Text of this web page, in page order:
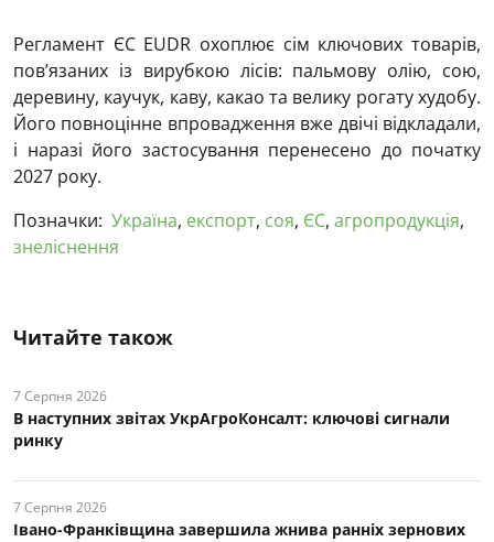
Регламент ЄС EUDR охоплює сім ключових товарів,
пов’язаних із вирубкою лісів: пальмову олію, сою,
деревину, каучук, каву, какао та велику рогату худобу.
Його повноцінне впровадження вже двічі відкладали,
і наразі його застосування перенесено до початку
2027 року.
Позначки: Україна, експорт, соя, ЄС, агропродукція,
знеліснення
Читайте також
7 Серпня 2026
В наступних звітах УкрАгроКонсалт: ключові cигнали
ринку
7 Серпня 2026
Івано-Франківщина завершила жнива ранніх зернових